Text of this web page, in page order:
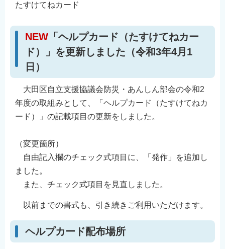
たすけてねカード
NEW 「ヘルプカード（たすけてねカー
ド）」を更新しました（令和3年4月1
日）
大田区自立支援協議会防災・あんしん部会の令和2
年度の取組みとして、「ヘルプカード（たすけてねカ
ード）」の記載項目の更新をしました。
（変更箇所）
自由記入欄のチェック式項目に、「発作」を追加し
ました。
また、チェック式項目を見直しました。
以前までの書式も、引き続きご利用いただけます。
ヘルプカード配布場所